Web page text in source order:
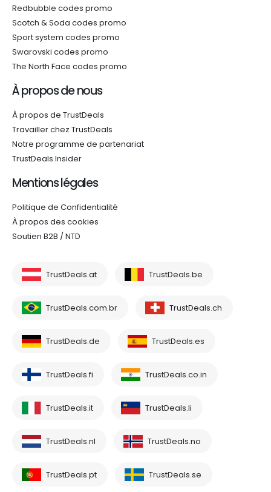
Redbubble codes promo
Scotch & Soda codes promo
Sport system codes promo
Swarovski codes promo
The North Face codes promo
À propos de nous
À propos de TrustDeals
Travailler chez TrustDeals
Notre programme de partenariat
TrustDeals Insider
Mentions légales
Politique de Confidentialité
À propos des cookies
Soutien B2B / NTD
TrustDeals.at TrustDeals.be
TrustDeals.com.br TrustDeals.ch
TrustDeals.de TrustDeals.es
TrustDeals.fi TrustDeals.co.in
TrustDeals.it TrustDeals.li
TrustDeals.nl TrustDeals.no
TrustDeals.pt TrustDeals.se